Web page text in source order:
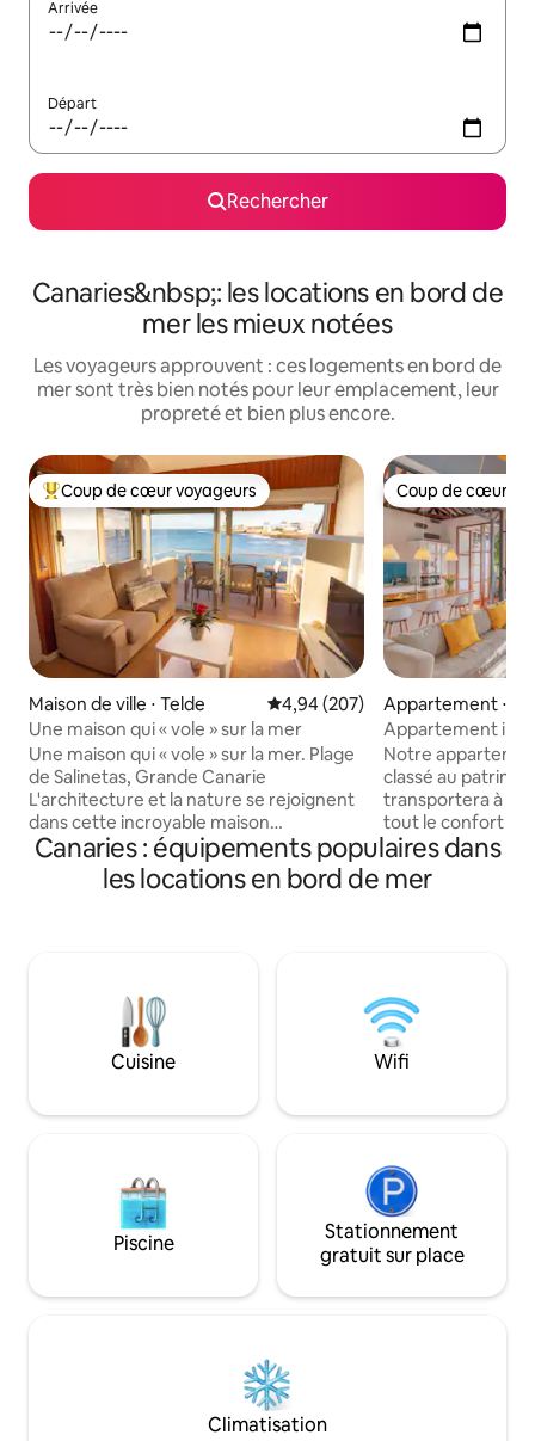
Arrivée
Départ
Rechercher
Canaries&nbsp;: les locations en bord de
mer les mieux notées
Les voyageurs approuvent : ces logements en bord de
mer sont très bien notés pour leur emplacement, leur
propreté et bien plus encore.
Coups de cœur voyageurs les plus appréciés
Coup de cœur voyageurs
Maison de ville ⋅ Telde Évaluation moyenne sur la
4,94 (207)
Une maison qui « vole » sur la mer
Une maison qui « vole » sur la mer. Plage
de Salinetas, Grande Canarie
L'architecture et la nature se rejoignent
dans cette incroyable maison
littéralement suspendue au-dessus de la
mer, dans un emplacement privilégié sur
la côte est de Gran Canaria. Le bâtiment
Dormir bercé par le bruit des vagues, ou
regarder, sans quitter le lit, le soleil se
reflète dans la mer à l'aube; dîner sur la
terrasse au clair de lune en sentant la
expériences inoubliables que cette
terrasse du salon dispose d'une table à
manger avec de la place pour six
personnes, et la terrasse de la chambre
principale dispose d'un hamac pour
vue ou simplement lire un bon livre. Et à
simplement la porte et vous pourrez
descendre à la plage ou aux surfaces
rocheuses situées sous la maison, avec
de magnifiques plates-formes naturelles
Coup de cœur
Coup de cœur
Appartement ⋅
de La Palma
Appartement
bord de la plage
Notre
classé au
transportera à
tout le confort
Situé au centre
c'est le meilleur
commencer les
qualité
reposantes.
l'intimité dont
que le meilleur
Canaries : équipements populaires dans
les locations en bord de mer
Cuisine Wifi
Piscine
Stationnement
gratuit sur place
Climatisation